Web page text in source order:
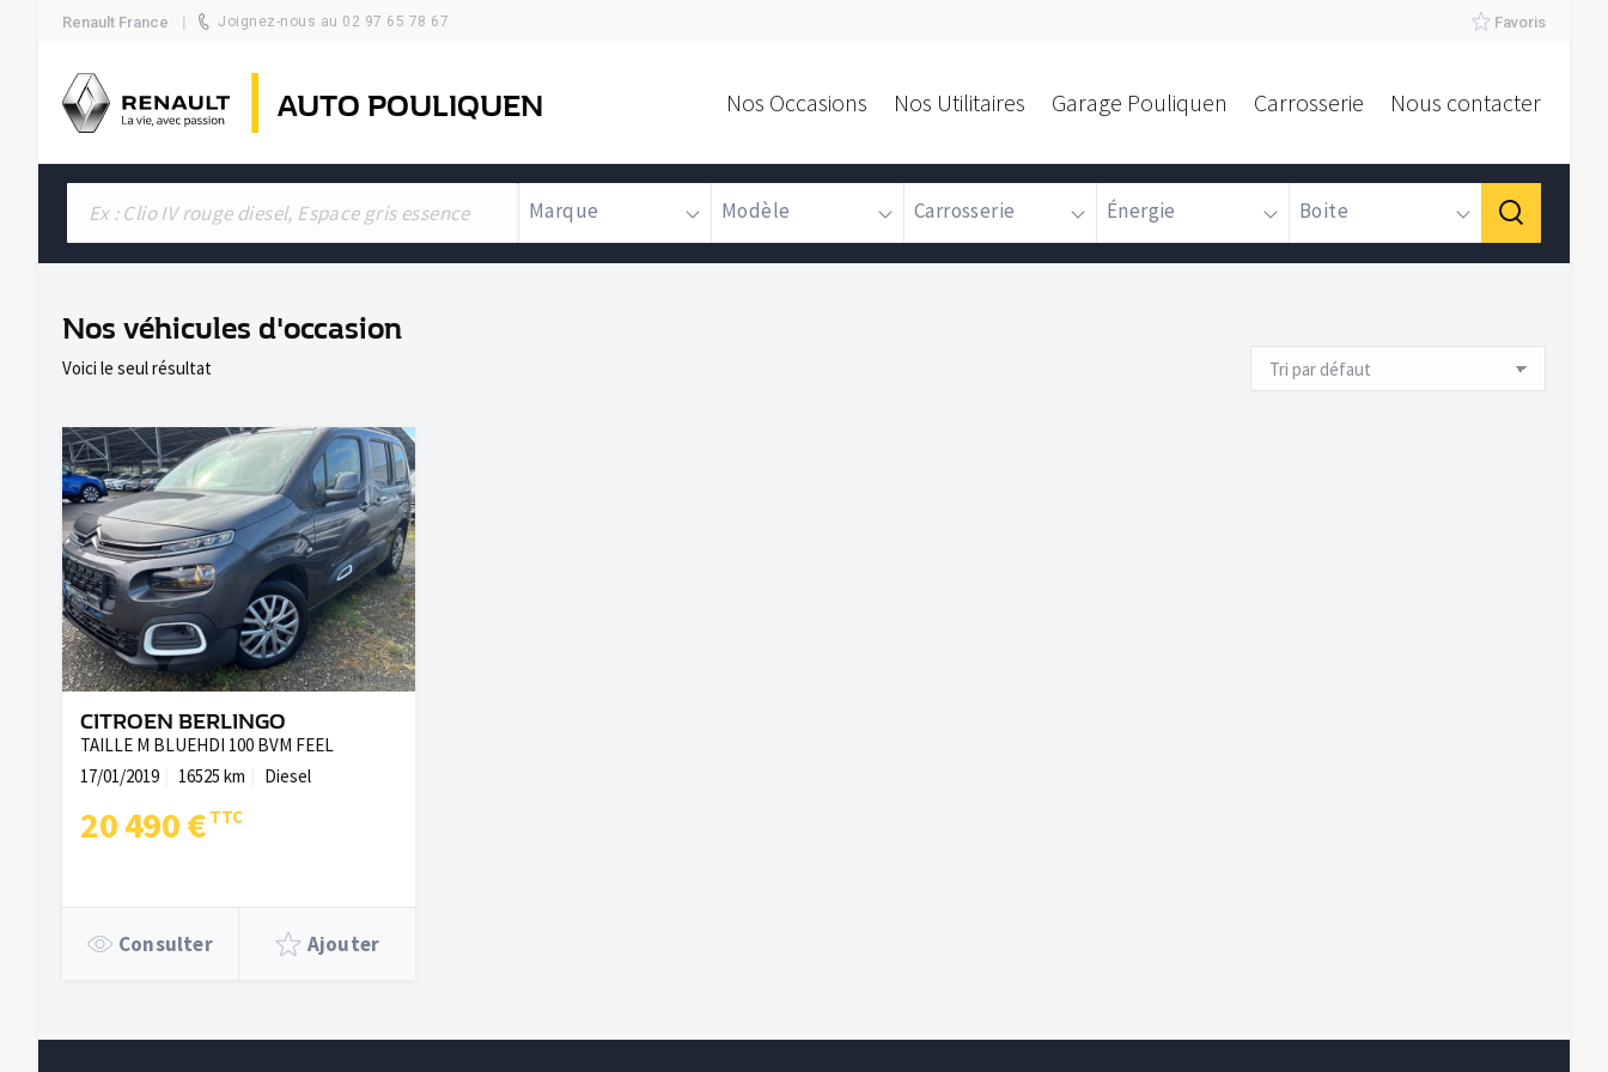
Renault France Joignez-nous au 02 97 65 78 67 Favoris
AUTO POULIQUEN Nos Occasions Nos Utilitaires Garage Pouliquen Carrosserie Nous contacter
Marque Modèle Carrosserie Énergie Boite
Nos véhicules d'occasion
Voici le seul résultat
CITROEN BERLINGO
TAILLE M BLUEHDI 100 BVM FEEL
17/01/2019
16525 km Diesel
20 490 €
Consulter Ajouter